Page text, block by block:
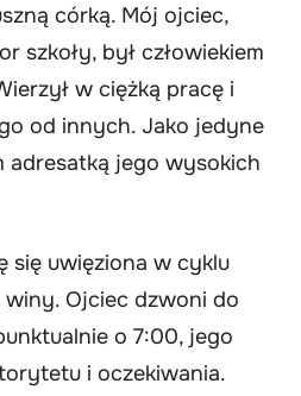
córką. Mój ojciec,
szkoły, był człowiekiem
w ciężką pracę i
od innych. Jako jedyne
adresatką jego wysokich
się uwięziona w cyklu
Ojciec dzwoni do
o 7:00, jego
i oczekiwania.